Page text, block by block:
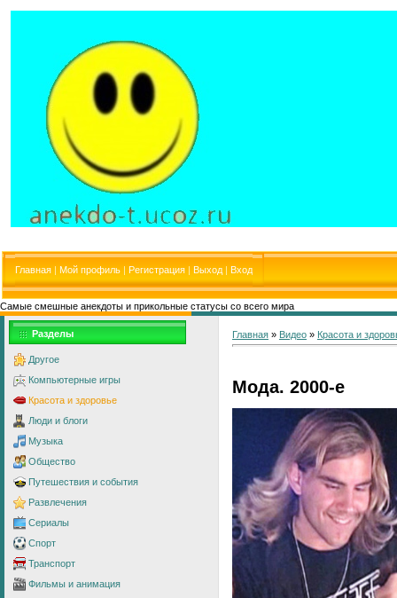
Главная | Мой профиль | Регистрация | Выход | Вход
Самые смешные анекдоты и прикольные статусы со всего мира
Разделы
Другое
Компьютерные игры
Красота и здоровье
Люди и блоги
Музыка
Общество
Путешествия и события
Развлечения
Сериалы
Спорт
Транспорт
Фильмы и анимация
Главная » Видео » Красота и
Мода. 2000-е